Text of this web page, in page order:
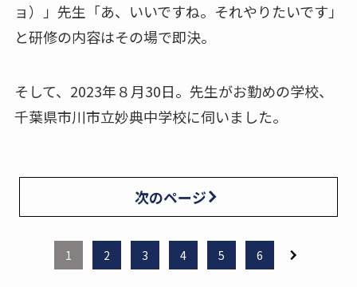
ョ）」先生「あ、いいですね。それやりたいです」
と研修の内容はその場で即決。
そして、2023年８月30日。先生がお勤めの学校、
千葉県市川市立妙典中学校に伺いました。
次のページ
1 2 3 4 5 6